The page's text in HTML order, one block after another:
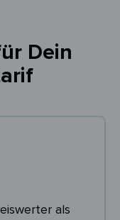
Dein
als